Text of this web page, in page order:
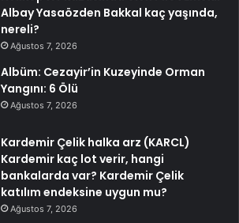
Albay Yasaözden Bakkal kaç yaşında,
nereli?
Ağustos 7, 2026
Albüm: Cezayir’in Kuzeyinde Orman
Yangını: 6 Ölü
Ağustos 7, 2026
Kardemir Çelik halka arz (KARCL)
Kardemir kaç lot verir, hangi
bankalarda var? Kardemir Çelik
katılım endeksine uygun mu?
Ağustos 7, 2026